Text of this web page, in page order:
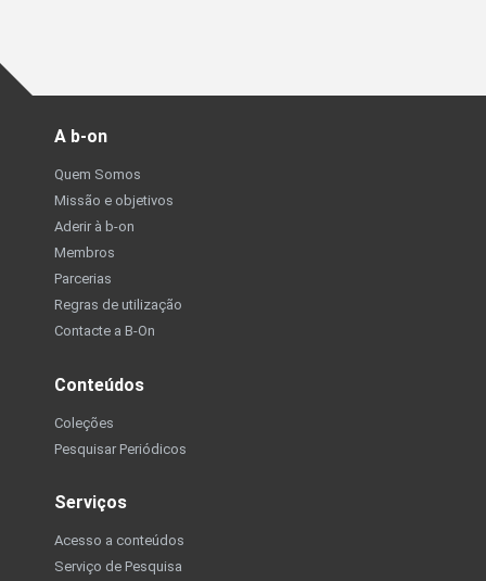
A b-on
Quem Somos
Missão e objetivos
Aderir à b-on
Membros
Parcerias
Regras de utilização
Contacte a B-On
Conteúdos
Coleções
Pesquisar Periódicos
Serviços
Acesso a conteúdos
Serviço de Pesquisa